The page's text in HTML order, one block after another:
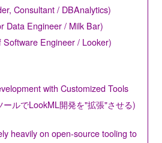
Consultant / DBAnalytics)
Data Engineer / Milk Bar)
Software Engineer / Looker)
with Customized Tools
ルでLookML開発を"拡張"させる)
heavily on open-source tooling to